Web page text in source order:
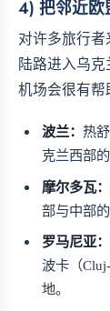
4) 把邻近欧
对许多旅行者
陆路进入乌
机场会很有帮
波兰：热
克兰西部
摩尔多瓦：
部与中部
罗马尼亚：
波卡（
地。